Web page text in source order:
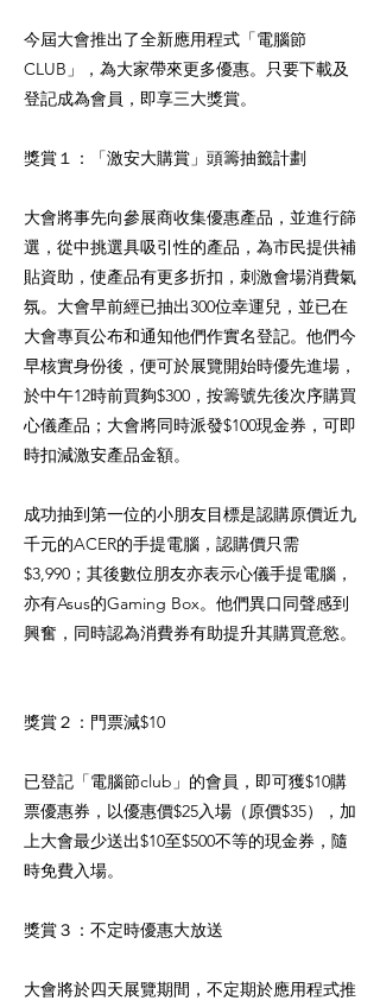
今屆大會推出了全新應用程式「電腦節
CLUB」，為大家帶來更多優惠。只要下載及
登記成為會員，即享三大獎賞。
獎賞１：「激安大購賞」頭籌抽籤計劃
大會將事先向參展商收集優惠產品，並進行篩
選，從中挑選具吸引性的產品，為市民提供補
貼資助，使產品有更多折扣，刺激會場消費氣
氛。大會早前經已抽出300位幸運兒，並已在
大會專頁公布和通知他們作實名登記。他們今
早核實身份後，便可於展覽開始時優先進場，
於中午12時前買夠$300，按籌號先後次序購買
心儀產品；大會將同時派發$100現金券，可即
時扣減激安產品金額。
成功抽到第一位的小朋友目標是認購原價近九
千元的ACER的手提電腦，認購價只需
$3,990；其後數位朋友亦表示心儀手提電腦，
亦有Asus的Gaming Box。他們異口同聲感到
興奮，同時認為消費券有助提升其購買意慾。
獎賞２：門票減$10
已登記「電腦節club」的會員，即可獲$10購
票優惠券，以優惠價$25入場（原價$35），加
上大會最少送出$10至$500不等的現金券，隨
時免費入場。
獎賞３：不定時優惠大放送
大會將於四天展覽期間，不定期於應用程式推